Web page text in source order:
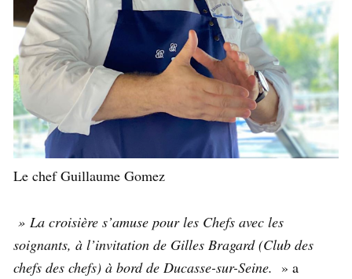
Le chef Guillaume Gomez
» La croisière s’amuse pour les Chefs avec les
soignants, à l’invitation de Gilles Bragard (Club des
chefs des chefs) à bord de Ducasse-sur-Seine. » a